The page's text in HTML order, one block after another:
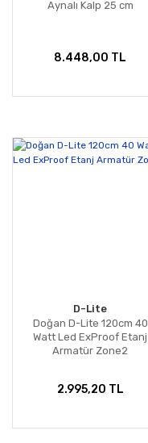
Aynalı Kalp 25 cm
8.448,00 TL
D-Lite
Doğan D-Lite 120cm 40
Watt Led ExProof Etanj
Armatür Zone2
2.995,20 TL